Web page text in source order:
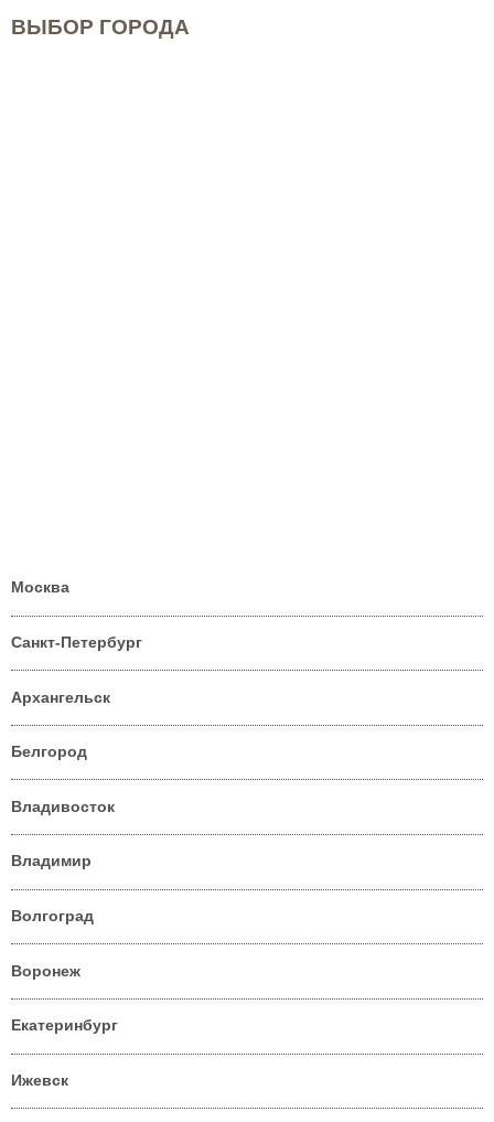
ВЫБОР ГОРОДА
Москва
Санкт-Петербург
Архангельск
Белгород
Владивосток
Владимир
Волгоград
Воронеж
Екатеринбург
Ижевск